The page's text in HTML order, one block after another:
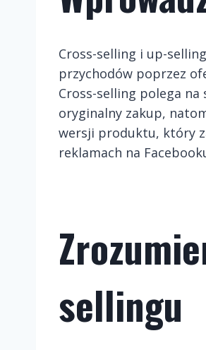
Cross-selling i up-
przychodów poprzez
Cross-selling polega
oryginalny zakup,
wersji produktu, który
reklamach na
sellingu